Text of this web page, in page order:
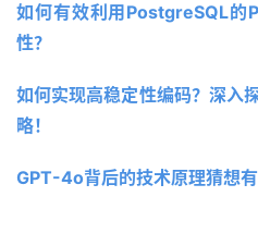
如何有效利用PostgreSQL的
性？
如何实现高稳定性编码？深入
略！
GPT-4o背后的技术原理猜想有